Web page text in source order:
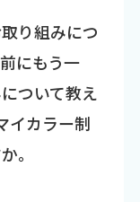
り組みにつ
にもう一
ついて教え
イカラー制
。